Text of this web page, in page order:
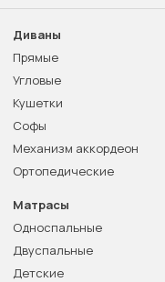
Диваны
Прямые
Угловые
Кушетки
Софы
Механизм аккордеон
Ортопедические
Матрасы
Односпальные
Двуспальные
Детские